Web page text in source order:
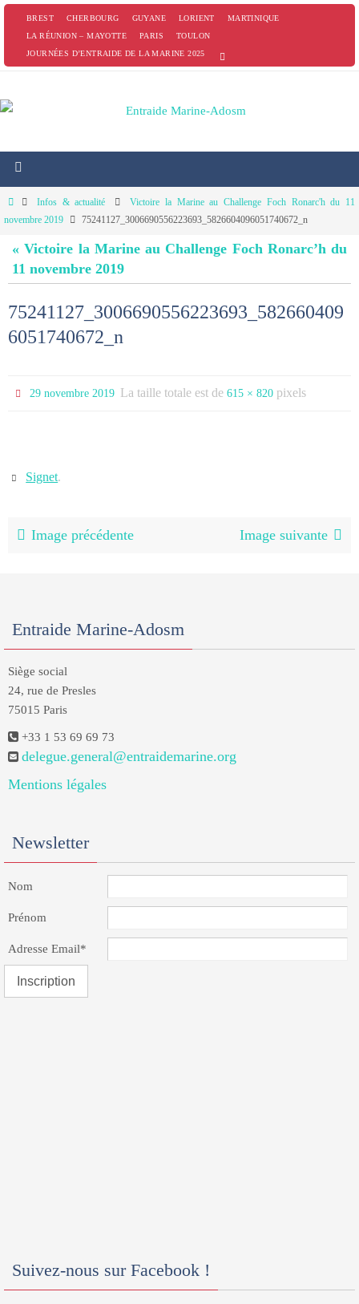
PasserBREST CHERBOURG GUYANE LORIENT
MARTINIQUE
LA RÉUNION – MAYOTTE
PARIS
TOULON
JOURNÉES D’ENTRAIDE DE LA MARINE 2025
HomeInfos & actualité
Victoire la Marine au Challenge Foch Ronarc'h du 11
novembre 2019
75241127_3006690556223693_5826604096051740672_n
« Victoire la Marine au Challenge Foch Ronarc’h du
11 novembre 2019
75241127_3006690556223693_582660409
6051740672_n
29 novembre 2019 La taille totale est de615 × 820 pixels
Signet.
Image précédente Image suivante
Entraide Marine-Adosm
Siège social
24, rue de Presles
75015 Paris
+33 1 53 69 69 73
delegue.general@entraidemarine.org
Mentions légales
Newsletter
Nom
Prénom
Adresse Email*
Suivez-nous sur Facebook !